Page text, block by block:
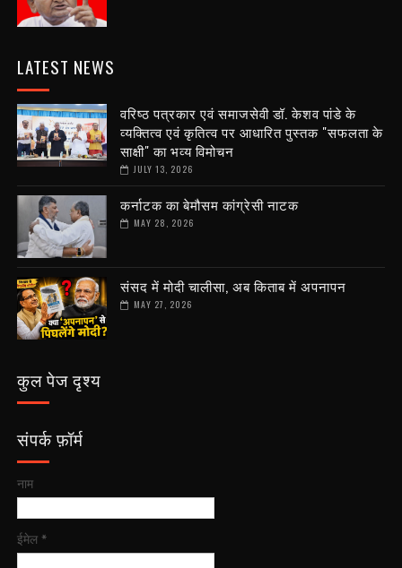
LATEST NEWS
वरिष्ठ पत्रकार एवं समाजसेवी डॉ. केशव पांडे के
व्यक्तित्व एवं कृतित्व पर आधारित पुस्तक "सफलता के
साक्षी" का भव्य विमोचन
JULY 13, 2026
कर्नाटक का बेमौसम कांग्रेसी नाटक
MAY 28, 2026
संसद में मोदी चालीसा, अब किताब में अपनापन
MAY 27, 2026
कुल पेज दृश्य
संपर्क फ़ॉर्म
नाम
ईमेल *